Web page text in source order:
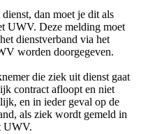
dan moet je dit als
UWV. Deze melding moet
dienstverband via het
worden doorgegeven.
die ziek uit dienst gaat
contract afloopt en niet
en in ieder geval op de
als ziek wordt gemeld in
UWV.